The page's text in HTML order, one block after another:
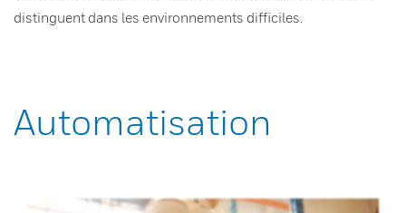
distinguent dans les environnements difficiles.
Automatisation